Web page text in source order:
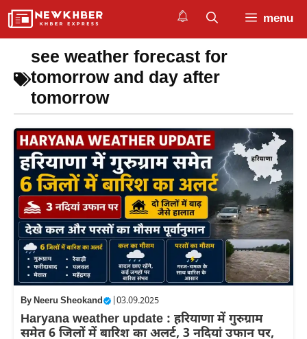
Skip
menu
see weather forecast for
tomorrow and day after
tomorrow
ByNeeru Sheokand 03.09.2025
Haryana weather update : हरियाणा में गुरुग्राम
समेत 6 जिलों में बारिश का अलर्ट, 3 नदियां उफान पर,